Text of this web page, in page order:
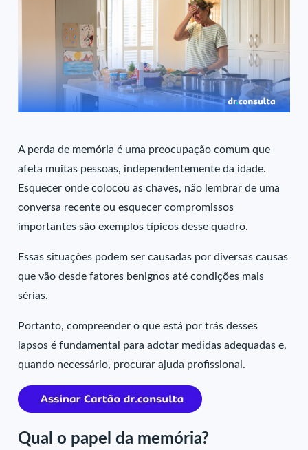
A perda de memória é uma preocupação comum que
afeta muitas pessoas, independentemente da idade.
Esquecer onde colocou as chaves, não lembrar de uma
conversa recente ou esquecer compromissos
importantes são exemplos típicos desse quadro.
Essas situações podem ser causadas por diversas causas
que vão desde fatores benignos até condições mais
sérias.
Portanto, compreender o que está por trás desses
lapsos é fundamental para adotar medidas adequadas e,
quando necessário, procurar ajuda profissional.
Qual o papel da memória?